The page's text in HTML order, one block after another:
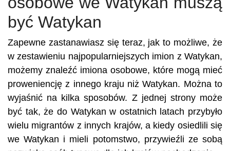
być Watykan
Zapewne zastanawiasz się teraz, jak to możliwe, że
w zestawieniu najpopularniejszych imion z Watykan,
możemy znaleźć imiona osobowe, które mogą mieć
proweniencję z innego kraju niż Watykan. Można to
wyjaśnić na kilka sposobów. Z jednej strony może
być tak, że do Watykan w ostatnich latach przybyło
wielu migrantów z innych krajów, a kiedy osiedlili się
we Watykan i mieli potomstwo, przywieźli ze sobą